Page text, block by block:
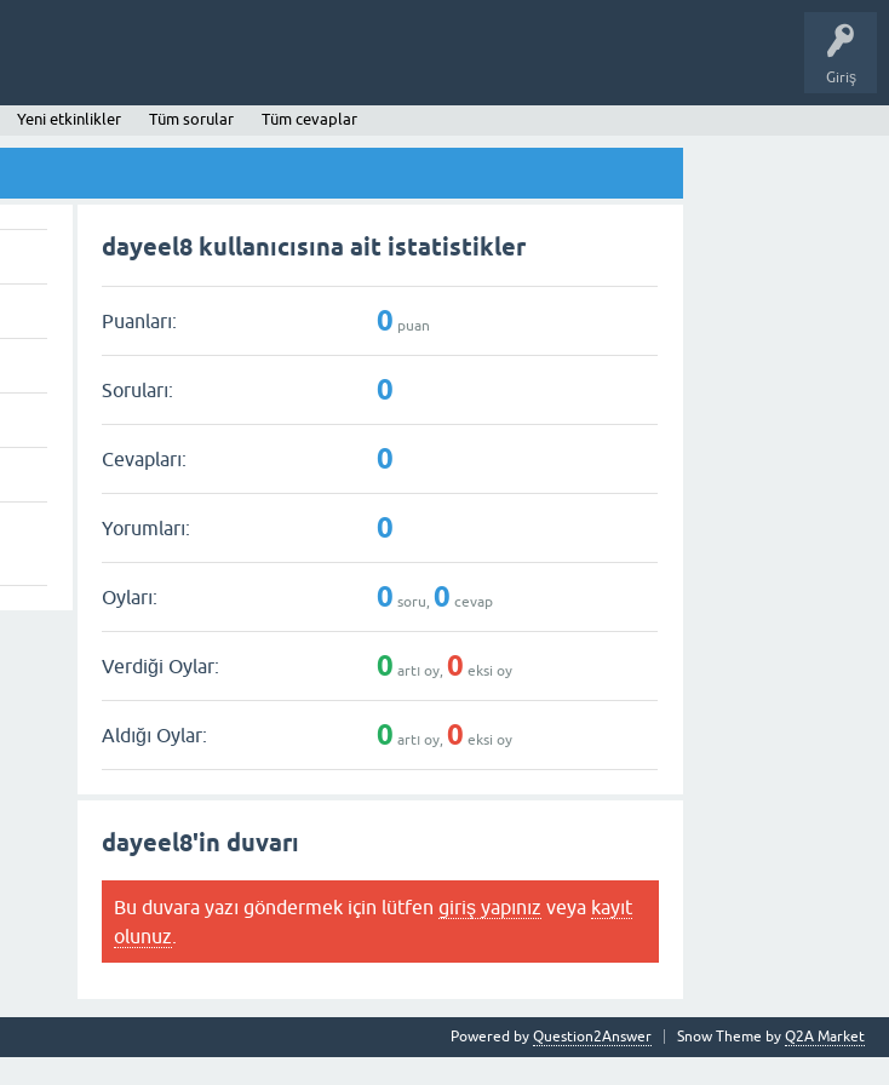
Giriş
Yeni etkinlikler Tüm sorular Tüm cevaplar
dayeel8 kullanıcısına ait istatistikler
Puanları: 0 puan
Soruları: 0
Cevapları: 0
Yorumları: 0
Oyları: 0 soru,0 cevap
Verdiği Oylar: 0 artı oy,0 eksi oy
Aldığı Oylar: 0 artı oy,0 eksi oy
dayeel8'in duvarı
Bu duvara yazı göndermek için lütfengiriş yapınız veya kayıt
olunuz
Snow Theme by Q2A Market
Powered by Question2Answer